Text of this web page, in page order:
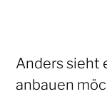
Anders sieht
anbauen